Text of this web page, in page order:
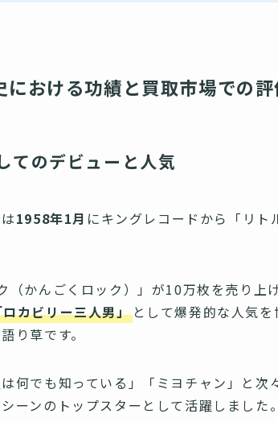
おける功績と買取市場での評
てのデビューと人気
1958年1月 にキングレコードから「リト
（かんごくロック）」が10万枚を売り上
カビリー三人男」として爆発的な人気
り草です。
何でも知っている」「ミヨチャン」と
ーンのトップスターとして活躍しました。